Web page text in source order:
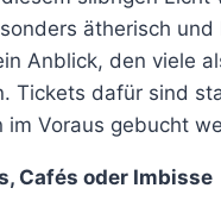
ätherisch und
Anblick, den viele
Tickets dafür sind
im Voraus gebucht
Cafés oder Imbisse